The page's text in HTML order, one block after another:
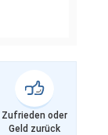
Zufrieden oder
Geld zurück